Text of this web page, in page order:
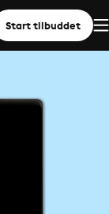
Start tilbuddet